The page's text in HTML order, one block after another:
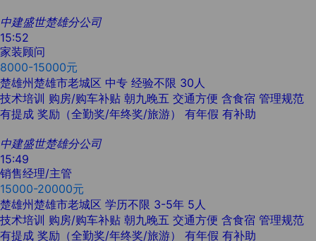
中建盛世楚雄分公司
15:52
家装顾问
8000-15000元
楚雄州楚雄市老城区 中专 经验不限 30人
技术培训 购房/购车补贴 朝九晚五 交通方便 含食宿 管理规范
有提成 奖励（全勤奖/年终奖/旅游） 有年假 有补助
中建盛世楚雄分公司
15:49
销售经理/主管
15000-20000元
楚雄州楚雄市老城区 学历不限 3-5年 5人
技术培训 购房/购车补贴 朝九晚五 交通方便 含食宿 管理规范
有提成 奖励（全勤奖/年终奖/旅游） 有年假 有补助